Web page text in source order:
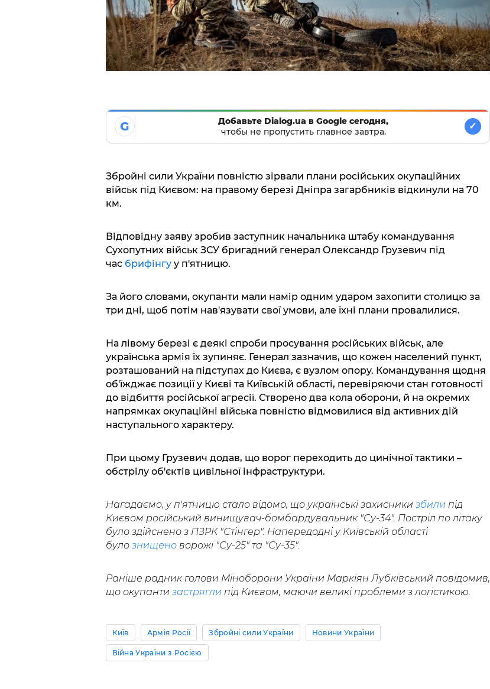
G
Добавьте Dialog.ua в Google сегодня,
чтобы не пропустить главное завтра.
✓
Збройні сили України повністю зірвали плани російських окупаційних
військ під Києвом: на правому березі Дніпра загарбників відкинули на 70
км.
Відповідну заяву зробив заступник начальника штабу командування
Сухопутних військ ЗСУ бригадний генерал Олександр Грузевич під
час брифінгуу п'ятницю.
За його словами, окупанти мали намір одним ударом захопити столицю за
три дні, щоб потім нав'язувати свої умови, але їхні плани провалилися.
На лівому березі є деякі спроби просування російських військ, але
українська армія їх зупиняє. Генерал зазначив, що кожен населений пункт,
розташований на підступах до Києва, є вузлом опору. Командування щодня
об'їжджає позиції у Києві та Київській області, перевіряючи стан готовності
до відбиття російської агресії. Створено два кола оборони, й на окремих
напрямках окупаційні війська повністю відмовилися від активних дій
наступального характеру.
При цьому Грузевич додав, що ворог переходить до цинічної тактики –
обстрілу об'єктів цивільної інфраструктури.
Нагадаємо, у п'ятницю стало відомо, що українські захисники збили під
Києвом російський винищувач-бомбардувальник "Су-34". Постріл по літаку
було здійснено з ПЗРК "Стінгер". Напередодні у Київській області
було знищеноворожі "Су-25" та "Су-35".
Раніше радник голови Міноборони України Маркіян Лубківський повідомив,
що окупанти застрягли під Києвом, маючи великі проблеми з логістикою.
Київ Армія Росії Збройні сили України Новини України
Війна України з Росією